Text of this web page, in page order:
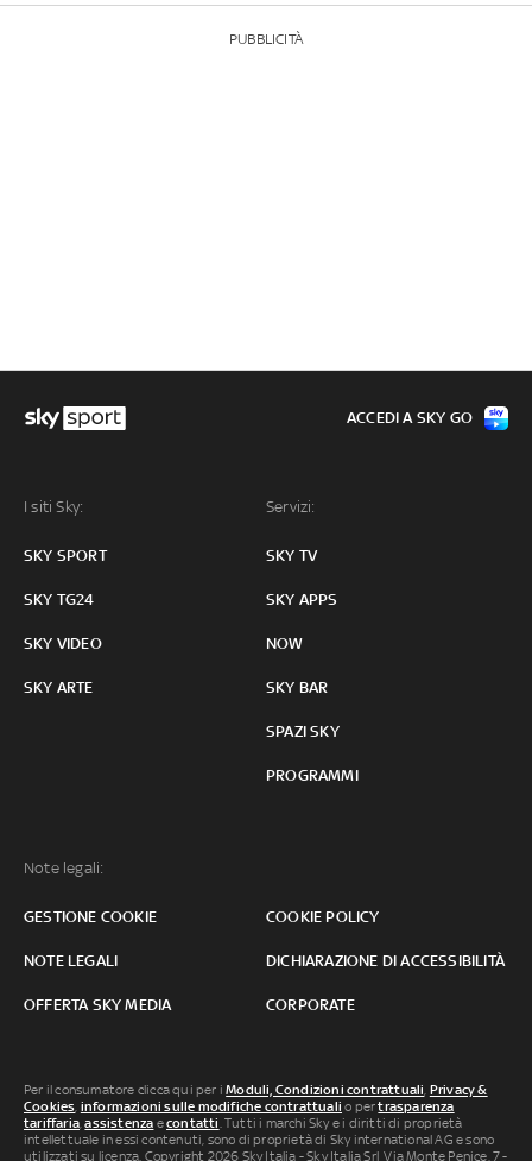
PUBBLICITÀ
I siti Sky:
SKY SPORT
SKY TG24
SKY VIDEO
SKY ARTE
Servizi:
SKY TV
SKY APPS
NOW
SKY BAR
SPAZI SKY
PROGRAMMI
Note legali:
GESTIONE COOKIE COOKIE POLICY
NOTE LEGALI DICHIARAZIONE DI ACCESSIBILITÀ
OFFERTA SKY MEDIA CORPORATE
ACCEDI A SKY GO
Per il consumatore clicca qui per iModuli, Condizioni contrattuali, Privacy &
Cookies, informazioni sulle modifiche contrattuali o pertrasparenza
tariffaria,assistenza econtatti. Tutti i marchi Sky e i diritti di proprietà
intellettuale in essi contenuti, sono di proprietà di Sky international AG e sono
utilizzati su licenza. Copyright 2026 Sky Italia - Sky Italia Srl Via Monte Penice, 7 -